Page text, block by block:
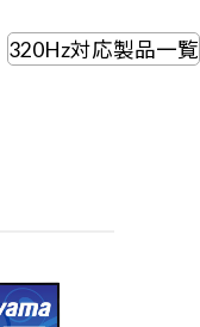
320Hz対応製品一覧